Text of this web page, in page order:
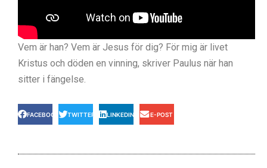
Vem är han? Vem är Jesus för dig? För mig är livet
Kristus och döden en vinning, skriver Paulus när han
sitter i fängelse.
FACEBOOK TWITTER LINKEDIN E-POST